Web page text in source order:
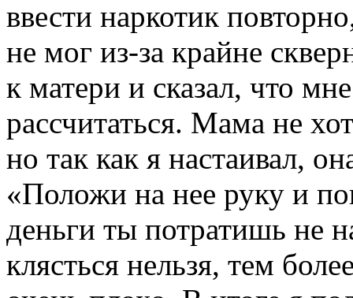
ввести наркотик
не мог из-за крайне
к матери и сказал, что
рассчитаться. Мама не
но так как я настаивал,
«Положи на нее руку и
деньги ты потратишь не
клясться нельзя, тем